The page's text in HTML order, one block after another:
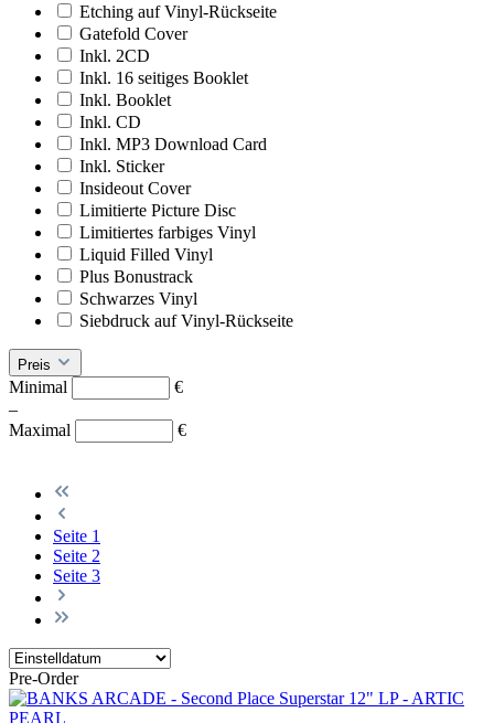
Etching auf Vinyl-Rückseite
Gatefold Cover
Inkl. 2CD
Inkl. 16 seitiges Booklet
Inkl. Booklet
Inkl. CD
Inkl. MP3 Download Card
Inkl. Sticker
Insideout Cover
Limitierte Picture Disc
Limitiertes farbiges Vinyl
Liquid Filled Vinyl
Plus Bonustrack
Schwarzes Vinyl
Siebdruck auf Vinyl-Rückseite
Preis
Minimal
€
–
Maximal
€
Seite 1
Seite 2
Seite 3
Pre-Order